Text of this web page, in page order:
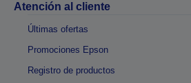
Atención al cliente
Últimas ofertas
Promociones Epson
Registro de productos